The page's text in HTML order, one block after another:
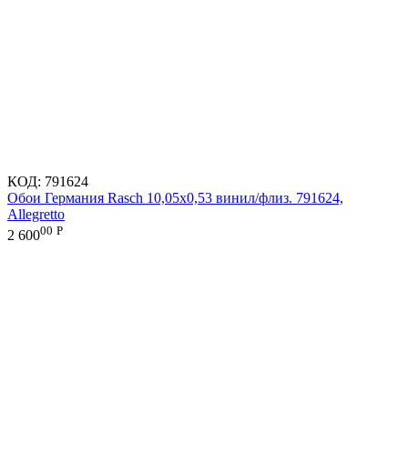
КОД: 791624
Обои Германия Rasch 10,05x0,53 винил/флиз. 791624,
Allegretto
2 60000 Р